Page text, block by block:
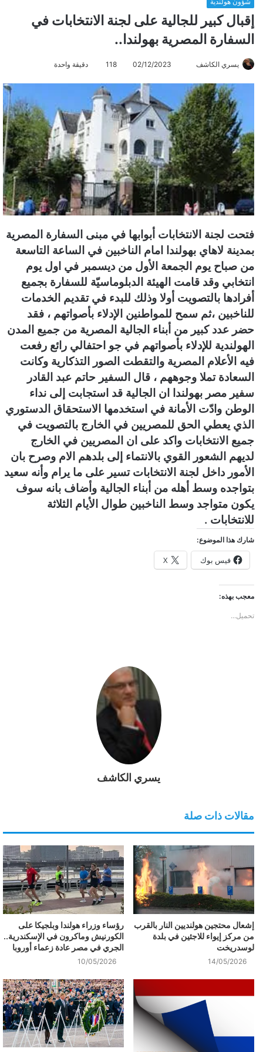
إقبال كبير للجالية على لجنة الانتخابات في
السفارة المصرية بهولندا..
يسري الكاشف
س
ل
ب
ر
ي
د
ا
ل
ت
و
ا
02/12/2023
118 دقيقة واحدة
فتحت لجنة الانتخابات أبوابها في مبنى السفارة المصرية
بمدينة لاهاي بهولندا امام الناخبين في الساعة التاسعة
من صباح يوم الجمعة الأول من ديسمبر في اول يوم
انتخابي وقد قامت الهيئة الدبلوماسيّة للسفارة بجميع
أفرادها بالتصويت أولا وذلك للبدء في تقديم الخدمات
للناخبين ،ثم سمح للمواطنين الإدلاء بأصواتهم ، فقد
حضر عدد كبير من أبناء الجالية المصرية من جميع المدن
الهولندية للإدلاء بأصواتهم في جو احتفالي رائع رفعت
فيه الأعلام المصرية والتقطت الصور التذكارية وكانت
السعادةتملا وجوههم ، قال السفير حاتم عبد القادر
سفير مصر بهولندا ان الجالية قد استجابت إلى نداء
الوطن وادّت الأمانة في استخدمها الاستحقاق الدستوري
الذي يعطي الحق للمصريين في الخارج بالتصويت في
جميع الانتخابات واكد على ان المصريين في الخارج
لديهم الشعور القوي بالانتماء إلى بلدهم الام وصرح بان
الأمور داخل لجنة الانتخابات تسير على ما يرام وأنه سعيد
بتواجده وسط أهله من أبناء الجالية وأضاف بانه سوف
يكون متواجد وسط الناخبين طوال الأيام الثلاثة
للانتخابات .
شارك هذا الموضوع:
فيس بوك X
معجب بهذه:
تحميل...
يسري الكاشف
مقالات ذات صلة
إشعال محتجين هولنديين النار بالقرب
من مركز إيواء للاجئين في بلدة
لوسدريخت
14/05/2026
رؤساء وزراء هولندا وبلجيكا على
الكورنيش وماكرون في الإسكندرية..
الجري في مصر عادة زعماء أوروبا
10/05/2026